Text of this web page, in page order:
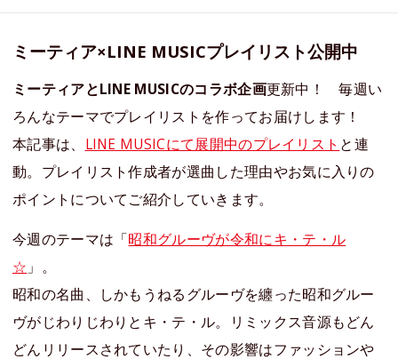
ミーティア×LINE MUSICプレイリスト公開中
ミーティアとLINE MUSICのコラボ企画更新中！ 毎週い
ろんなテーマでプレイリストを作ってお届けします！
本記事は、 LINE MUSICにて展開中のプレイリスト と連
動。プレイリスト作成者が選曲した理由やお気に入りの
ポイントについてご紹介していきます。
今週のテーマは「昭和グルーヴが令和にキ・テ・ル
☆ 」。
昭和の名曲、しかもうねるグルーヴを纏った昭和グルー
ヴがじわりじわりとキ・テ・ル。リミックス音源もどん
どんリリースされていたり、その影響はファッションや